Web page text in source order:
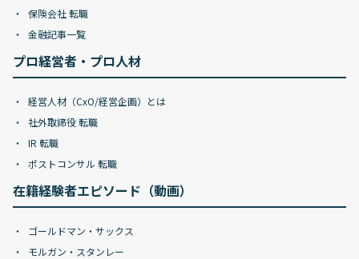
保険会社 転職
金融記事一覧
プロ経営者・プロ人材
経営人材（CxO/経営企画）とは
社外取締役 転職
IR 転職
ポストコンサル 転職
在籍経験者エピソード（動画）
ゴールドマン・サックス
モルガン・スタンレー